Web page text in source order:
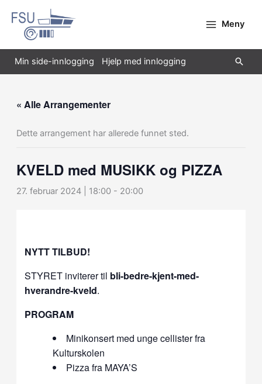
rett
innholdet
Meny
Min side-innlogging Hjelp med innlogging Søk
« Alle Arrangementer
Dette arrangement har allerede funnet sted.
KVELD med MUSIKK og PIZZA
27. februar 2024 | 18:00 - 20:00
NYTT TILBUD!
STYRET inviterer til bli-bedre-kjent-med-
hverandre-kveld.
PROGRAM
Minikonsert med unge cellister fra
Kulturskolen
Pizza fra MAYA’S